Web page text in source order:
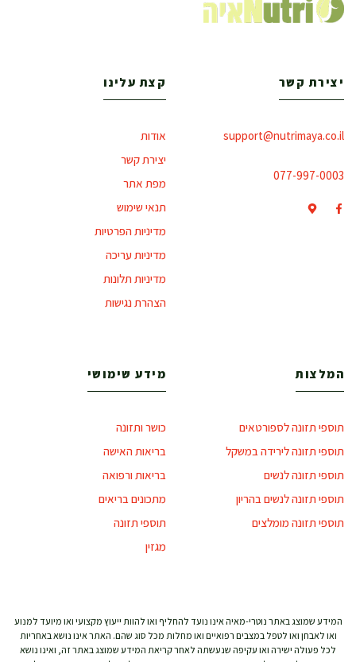
יצירת קשר
support@nutrimaya.co.il
077-997-0003
קצת עלינו
אודות
יצירת קשר
מפת אתר
תנאי שימוש
מדיניות הפרטיות
מדיניות עריכה
מדיניות תלונות
הצהרת נגישות
המלצות
תוספי תזונה לספורטאים
תוספי תזונה לירידה במשקל
תוספי תזונה לנשים
תוספי תזונה לנשים בהריון
תוספי תזונה מומלצים
מידע שימושי
כושר ותזונה
בריאות האישה
בריאות ורפואה
מתכונים בריאים
תוספי תזונה
מגזין
המידע שמוצג באתר נוטרי-מאיה אינו נועד להחליף ואו להוות ייעוץ מקצועי ואו מיועד למנוע
ואו לאבחן ואו לטפל במצבים רפואיים ואו מחלות מכל סוג שהם. האתר אינו נושא באחריות
לכל פעולה ישירה ואו עקיפה שנעשתה לאחר קריאת המידע שמוצג באתר זה, ואינו נושא